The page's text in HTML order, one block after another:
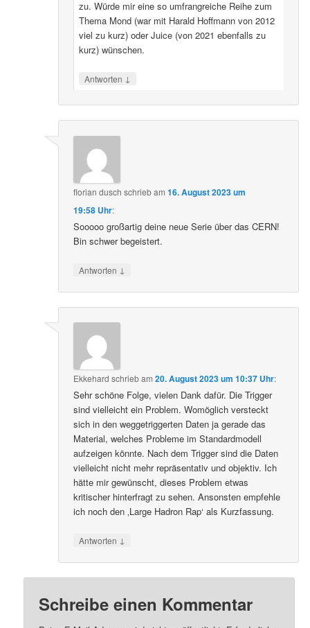
zu. Würde mir eine so umfrangreiche Reihe zum
Thema Mond (war mit Harald Hoffmann von 2012
viel zu kurz) oder Juice (von 2021 ebenfalls zu
kurz) wünschen.
Antworten ↓
florian dusch schriebam16. August 2023 um
19:58 Uhr:
Sooooo großartig deine neue Serie über das CERN!
Bin schwer begeistert.
Antworten ↓
Ekkehard schriebam20. August 2023 um 10:37 Uhr:
Sehr schöne Folge, vielen Dank dafür. Die Trigger
sind vielleicht ein Problem. Womöglich versteckt
sich in den weggetriggerten Daten ja gerade das
Material, welches Probleme im Standardmodell
aufzeigen könnte. Nach dem Trigger sind die Daten
vielleicht nicht mehr repräsentativ und objektiv. Ich
hätte mir gewünscht, dieses Problem etwas
kritischer hinterfragt zu sehen. Ansonsten empfehle
ich noch den ‚Large Hadron Rap‘ als Kurzfassung.
Antworten ↓
Schreibe einen Kommentar